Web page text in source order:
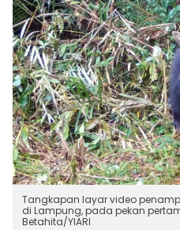
Tangkapan layar video
di Lampung, pada pekan
Betahita/YIARI